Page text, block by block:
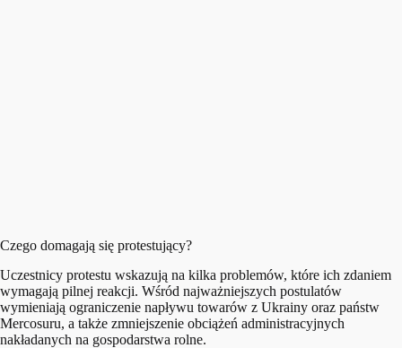
Czego domagają się protestujący?
Uczestnicy protestu wskazują na kilka problemów, które ich zdaniem
wymagają pilnej reakcji. Wśród najważniejszych postulatów
wymieniają ograniczenie napływu towarów z Ukrainy oraz państw
Mercosuru, a także zmniejszenie obciążeń administracyjnych
nakładanych na gospodarstwa rolne.